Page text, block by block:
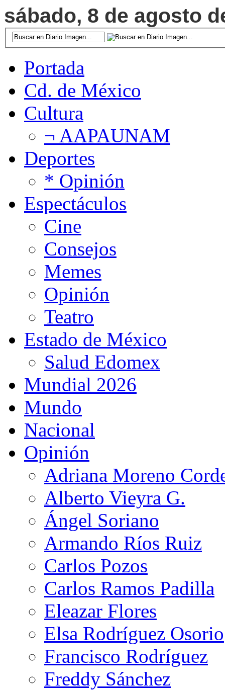
sábado, 8 de agosto
Portada
Cd. de México
Cultura
¬ AAPAUNAM
Deportes
* Opinión
Espectáculos
Cine
Consejos
Memes
Opinión
Teatro
Estado de México
Salud Edomex
Mundial 2026
Mundo
Nacional
Opinión
Adriana Moreno
Alberto Vieyra G.
Ángel Soriano
Armando Ríos Ruiz
Carlos Pozos
Carlos Ramos Padilla
Eleazar Flores
Elsa Rodríguez Osorio
Francisco Rodríguez
Freddy Sánchez